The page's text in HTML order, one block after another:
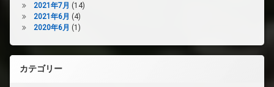
2021年7月 (14)
2021年6月 (4)
2020年6月 (1)
カテゴリー